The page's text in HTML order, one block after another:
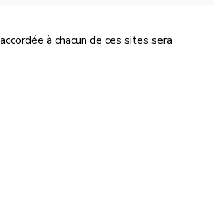
à chacun de ces sites sera